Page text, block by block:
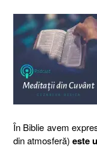
În Biblie avem
din atmosferă) este